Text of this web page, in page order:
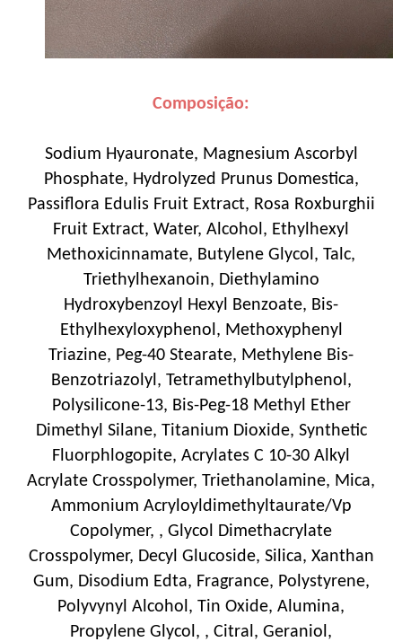
Composição:
Sodium Hyauronate, Magnesium Ascorbyl
Phosphate, Hydrolyzed Prunus Domestica,
Passiflora Edulis Fruit Extract, Rosa Roxburghii
Fruit Extract, Water, Alcohol, Ethylhexyl
Methoxicinnamate, Butylene Glycol, Talc,
Triethylhexanoin, Diethylamino
Hydroxybenzoyl Hexyl Benzoate, Bis-
Ethylhexyloxyphenol, Methoxyphenyl
Triazine, Peg-40 Stearate, Methylene Bis-
Benzotriazolyl, Tetramethylbutylphenol,
Polysilicone-13, Bis-Peg-18 Methyl Ether
Dimethyl Silane, Titanium Dioxide, Synthetic
Fluorphlogopite, Acrylates C 10-30 Alkyl
Acrylate Crosspolymer, Triethanolamine, Mica,
Ammonium Acryloyldimethyltaurate/Vp
Copolymer, , Glycol Dimethacrylate
Crosspolymer, Decyl Glucoside, Silica, Xanthan
Gum, Disodium Edta, Fragrance, Polystyrene,
Polyvynyl Alcohol, Tin Oxide, Alumina,
Propylene Glycol, , Citral, Geraniol,